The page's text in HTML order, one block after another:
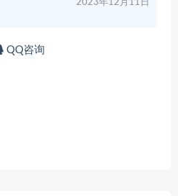
2023年12月11日
QQ咨询